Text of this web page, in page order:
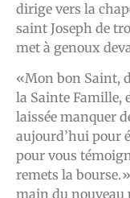
dirige vers la
saint Joseph de
met à genoux
«Mon bon Saint,
la Sainte Famille,
laissée manquer
aujourd’hui pour
pour vous
remets la
main du nouveau